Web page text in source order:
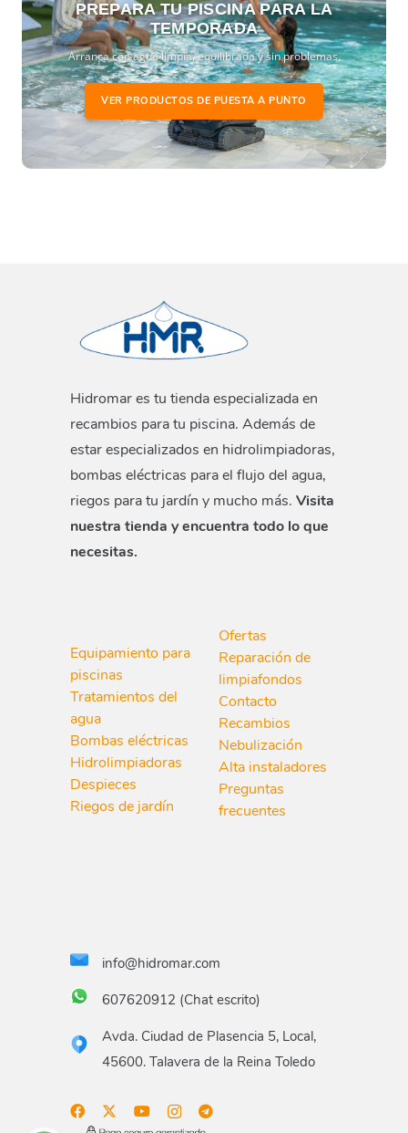
PREPARA TU PISCINA PARA LA
TEMPORADA
Arranca con agua limpia, equilibrada y sin problemas.
VER PRODUCTOS DE PUESTA A PUNTO
Hidromar es tu tienda especializada en
recambios para tu piscina. Además de
estar especializados en hidrolimpiadoras,
bombas eléctricas para el flujo del agua,
riegos para tu jardín y mucho más. Visita
nuestra tienda y encuentra todo lo que
necesitas.
Equipamiento para
piscinas
Tratamientos del
agua
Bombas eléctricas
Hidrolimpiadoras
Despieces
Riegos de jardín
Ofertas
Reparación de
limpiafondos
Contacto
Recambios
Nebulización
Alta instaladores
Preguntas
frecuentes
info@hidromar.com
607620912 (Chat escrito)
Avda. Ciudad de Plasencia 5, Local,
45600. Talavera de la Reina Toledo